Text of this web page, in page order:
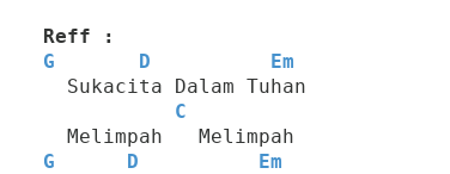
Reff :
G
D
Em
  Sukacita Dalam Tuhan
C
  Melimpah   Melimpah
G
D Em